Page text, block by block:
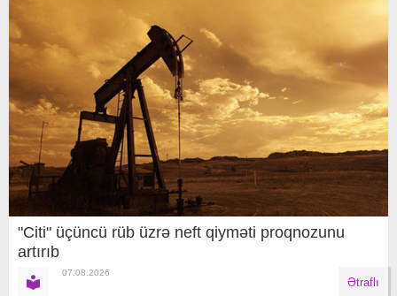
"Citi" üçüncü rüb üzrə neft qiyməti proqnozunu
artırıb
07.08.2026
Ətraflı